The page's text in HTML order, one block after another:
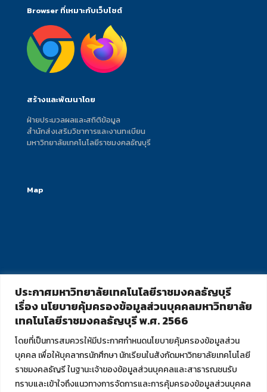
ประกาศมหาวิทยาลัยเทคโนโลยีราชมงคลธัญบุรี
เรื่อง นโยบายคุ้มครองข้อมูลส่วนบุคคลมหาวิทยาลัย
เทคโนโลยีราชมงคลธัญบุรี พ.ศ. 2566
โดยที่เป็นการสมควรให้มีประกาศกำหนดนโยบายคุ้มครองข้อมูลส่วน
บุคคล เพื่อให้บุคลากรนักศึกษา นักเรียนในสังกัดมหาวิทยาลัยเทคโนโลยี
ราชมงคลธัญรี ในฐานะเจ้าของข้อมูลส่วนบุคคลและสาธารณชนรับ
ทราบและเข้าใจถึงแนวทางการจัดการและการคุ้มครองข้อมูลส่วนบุคคล
Browser ที่เหมาะกับเว็บไซต์
สร้างและพัฒนาโดย
ฝ่ายประมวลผลและสถิติข้อมูล
สำนักส่งเสริมวิชาการและงานทะเบียน
มหาวิทยาลัยเทคโนโลยีราชมงคลธัญบุรี
Map